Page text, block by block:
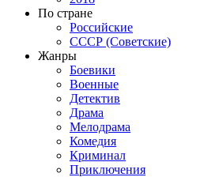
По стране
Российские
СССР (Советские)
Жанры
Боевики
Военные
Детектив
Драма
Мелодрама
Комедия
Криминал
Приключения